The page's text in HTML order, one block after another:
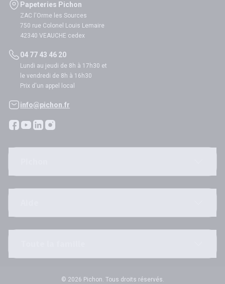
Papeteries Pichon
ZAC l'Orme les Sources
750 rue Colonel Louis Lemaire
42340 VEAUCHE cedex
04 77 43 46 20
Lundi au jeudi de 8h à 17h30 et
le vendredi de 8h à 16h30
Prix d'un appel local
info@pichon.fr
© 2026 Pichon. Tous droits réservés.